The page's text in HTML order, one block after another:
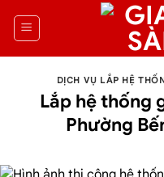
DỊCH VỤ LẮP HỆ
Lắp hệ thống
Phường